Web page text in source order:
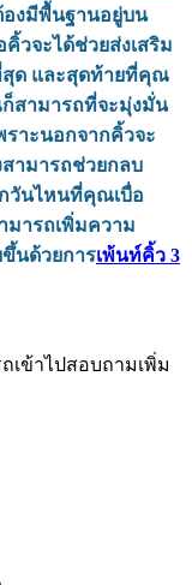
องมีพื้นฐานอยู่บน
วจะได้ช่วยส่งเสริม
สุด และสุดท้ายที่คุณ
สามารถที่จะมุ่งมั่น
าะนอกจากคิ้วจะ
ามารถช่วยกลบ
วันไหนที่คุณเบื่อ
มารถเพิ่มความ
นด้วยการเพ้นท์คิ้ว 3
เข้าไปสอบถามเพิ่ม